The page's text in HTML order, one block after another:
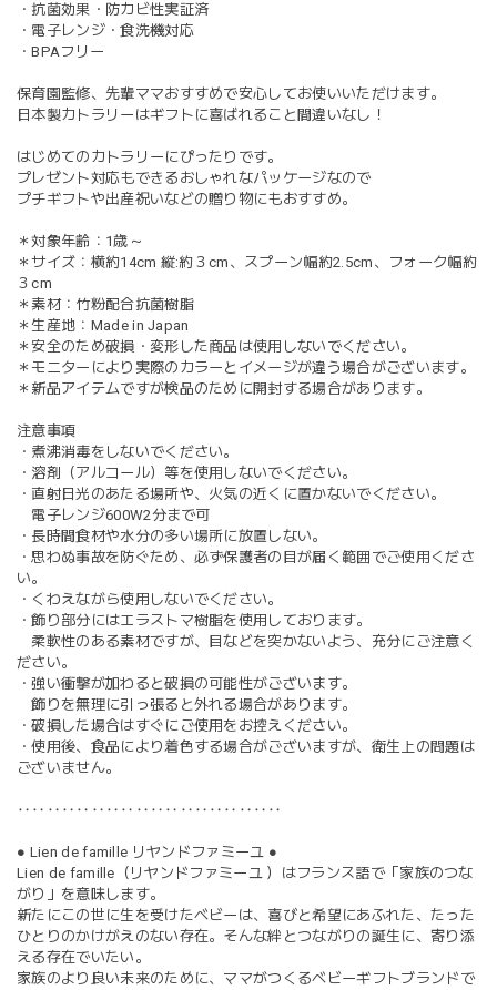
・抗菌効果・防カビ性実証済
・電子レンジ・食洗機対応
・BPAフリー
保育園監修、先輩ママおすすめで安心してお使いいただけます。
日本製カトラリーはギフトに喜ばれること間違いなし！
はじめてのカトラリーにぴったりです。
プレゼント対応もできるおしゃれなパッケージなので
プチギフトや出産祝いなどの贈り物にもおすすめ。
＊対象年齢：1歳～
＊サイズ：横約14cm 縦:約３cm、スプーン幅約2.5cm、フォーク幅約
３cm
＊素材：竹粉配合抗菌樹脂
＊生産地：Made in Japan
＊安全のため破損・変形した商品は使用しないでください。
＊モニターにより実際のカラーとイメージが違う場合がございます。
＊新品アイテムですが検品のために開封する場合があります。
注意事項
・煮沸消毒をしないでください。
・溶剤（アルコール）等を使用しないでください。
・直射日光のあたる場所や、火気の近くに置かないでください。
電子レンジ600W2分まで可
・長時間食材や水分の多い場所に放置しない。
・思わぬ事故を防ぐため、必ず保護者の目が届く範囲でご使用くださ
い。
・くわえながら使用しないでください。
・飾り部分にはエラストマ樹脂を使用しております。
柔軟性のある素材ですが、目などを突かないよう、充分にご注意く
ださい。
・強い衝撃が加わると破損の可能性がございます。
飾りを無理に引っ張ると外れる場合があります。
・破損した場合はすぐにご使用をお控えください。
・使用後、食品により着色する場合がございますが、衛生上の問題は
ございません。
‥‥‥‥‥‥‥‥‥‥‥‥‥‥‥‥‥‥
● Lien de famille リヤンドファミーユ ●
Lien de famille（リヤンドファミーユ ）はフランス語で「家族のつな
がり」を意味します。
新たにこの世に生を受けたベビーは、喜びと希望にあふれた、たった
ひとりのかけがえのない存在。そんな絆とつながりの誕生に、寄り添
える存在でいたい。
家族のより良い未来のために、ママがつくるベビーギフトブランドで